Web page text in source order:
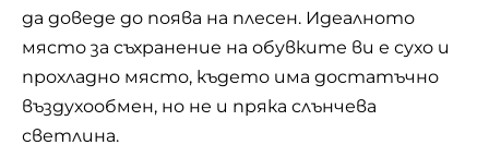
да доведе до поява на плесен. Идеалното
място за съхранение на обувките ви е сухо и
прохладно място, където има достатъчно
въздухообмен, но не и пряка слънчева
светлина.